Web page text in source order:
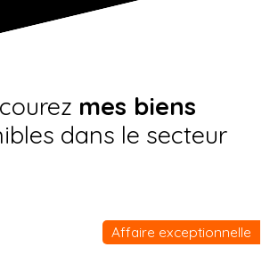
mes biens
dans le secteur
Affaire exceptionnelle